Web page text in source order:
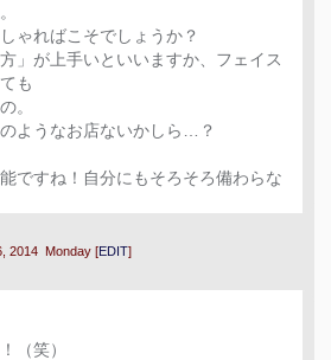
ゃればこそでしょうか？
」が上手いといいますか、フェイス
も
。
ようなお店ないかしら…？
ですね！自分にもそろそろ備わらな
2014 Monday [EDIT]
（笑）